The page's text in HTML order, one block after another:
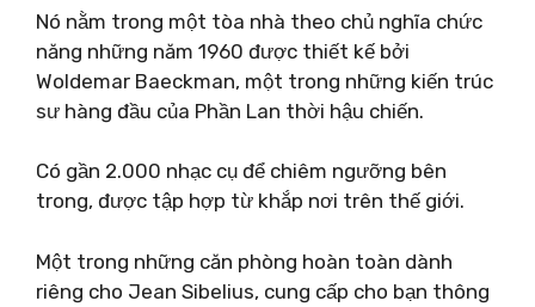
Nó nằm trong một tòa nhà theo chủ nghĩa chức
năng những năm 1960 được thiết kế bởi
Woldemar Baeckman, một trong những kiến ​​trúc
sư hàng đầu của Phần Lan thời hậu chiến.
Có gần 2.000 nhạc cụ để chiêm ngưỡng bên
trong, được tập hợp từ khắp nơi trên thế giới.
Một trong những căn phòng hoàn toàn dành
riêng cho Jean Sibelius, cung cấp cho bạn thông